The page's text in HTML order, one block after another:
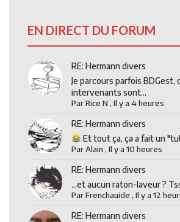
EN DIRECT DU FORUM
RE: Hermann divers
Je parcours parfois BDGest,
intervenants sont...
ParRice N ,Il y a 4 heures
RE: Hermann divers
Et tout ça, ça a fait un
ParAlain ,Il y a 10 heures
RE: Hermann divers
...et aucun raton-laveur ?
ParFrenchauide ,Il y a 12
RE: Hermann divers